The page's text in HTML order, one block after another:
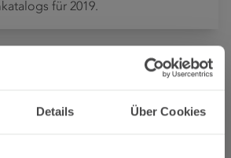
Details Über Cookies
für 2019.
oder Heimweh? Was ruft bei den
Diese Fragen stellt das Mosel
seines